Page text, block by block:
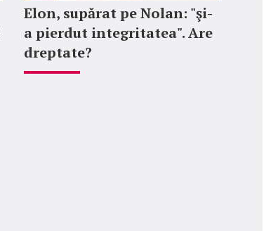
Elon, supărat pe Nolan: "şi-
a pierdut integritatea". Are
dreptate?